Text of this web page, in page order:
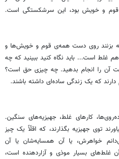
قوم و خویش بود، این سرشکستگی است.
بزنند روی دست همه‌ی قوم و خویش‌ها و
غلط است... باید نگاه کنید ببینید که چه
را انجام بدهید. چه چیزی حق است؟
که یک زندگی ساده‌ای داشته باشند.
کارهای غلط، جهیزیه‌های سنگین.
توی جهیزیه بگذارند، که اقلّاً یک چیز
خواهرش، یا آن همسایه‌شان یا آن
غلط‌های بسیار موذی و آزاردهنده است،